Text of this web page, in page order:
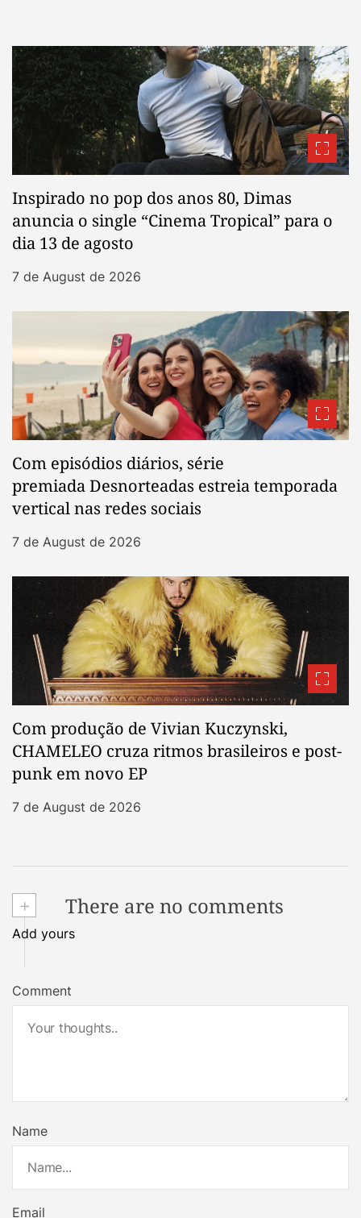
Inspirado no pop dos anos 80, Dimas
anuncia o single “Cinema Tropical” para o
dia 13 de agosto
7 de August de 2026
Com episódios diários, série
premiada Desnorteadas estreia temporada
vertical nas redes sociais
7 de August de 2026
Com produção de Vivian Kuczynski,
CHAMELEO cruza ritmos brasileiros e post-
punk em novo EP
7 de August de 2026
+ There are no comments
Add yours
Comment
Name
Email